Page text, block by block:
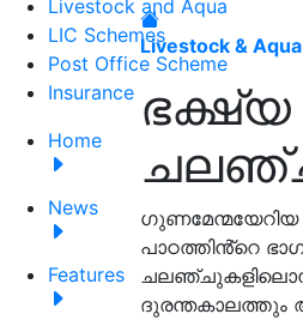
Livestock and Aqua
LIC Schemes
Post Office Scheme
Insurance
Home
News
Features
Livestock & Aqua
ഭക്ഷ്യ
ഗുണമേന്മയേറിയ
പാഠത്തിൻ്റെ
ദുരന്തകാലത്തും